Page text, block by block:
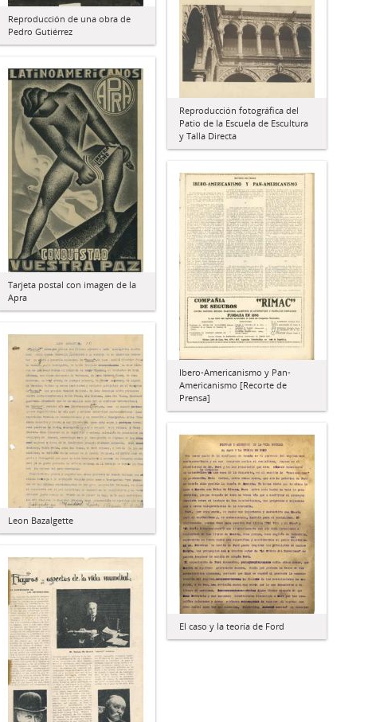
Reproducción de una obra de
Pedro Gutiérrez
Reproducción fotográfica del
Patio de la Escuela de Escultura
y Talla Directa
Tarjeta postal con imagen de la
Apra
Ibero-Americanismo y Pan-
Americanismo [Recorte de
Prensa]
Leon Bazalgette
El caso y la teoría de Ford